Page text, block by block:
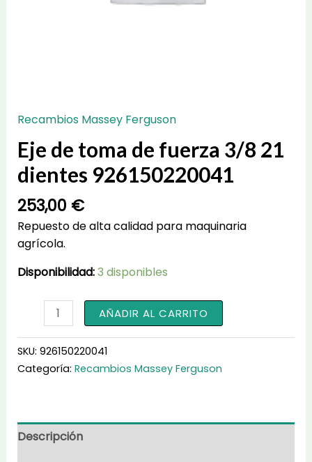
Recambios Massey Ferguson
Eje de toma de fuerza 3/8 21
dientes 926150220041
253,00 €
Repuesto de alta calidad para maquinaria
agrícola.
Disponibilidad:3 disponibles
toma
fuerza
dientes
926150220041
AÑADIR AL CARRITO
SKU: 926150220041
Categoría: Recambios Massey Ferguson
Descripción